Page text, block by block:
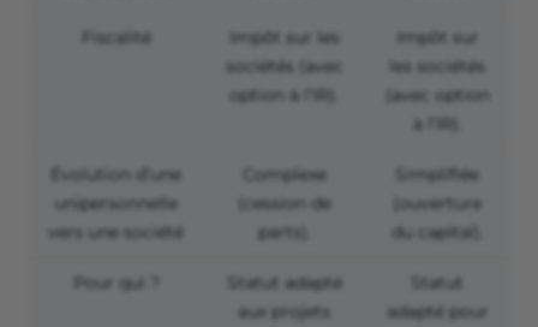
Fiscalité
Impôt sur les
sociétés (avec
option à l’IR).
Impôt sur
les sociétés
(avec option
à l’IR).
Évolution d’une
unipersonnelle
vers une société
Complexe
(cession de
parts).
Simplifiée
(ouverture
du capital).
Pour qui ?
Statut adapté
aux projets
Statut
adapté pour